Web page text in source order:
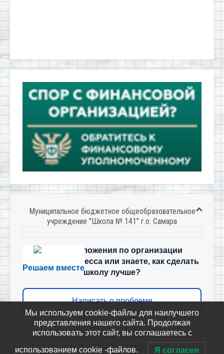
Муниципальное бюджетное общеобразовательное
учреждение "Школа № 141" г.о. Самара
Решаем вместе
Есть предложения по организации
учебного процесса или знаете, как сделать
школу лучше?
Написать о проблеме
Политика-оператора-персональных-данных-в-отношении-
обработки-персональных-данных
Мы используем cookie-файлы для наилучшего
представления нашего сайта. Продолжая
использовать этот сайт, вы соглашаетесь с
использованием cookie -файлов. Я согласен